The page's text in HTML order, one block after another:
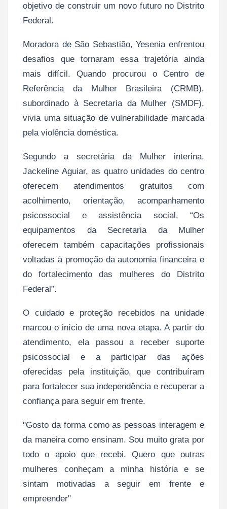
objetivo de construir um novo futuro no Distrito
Federal.
Moradora de São Sebastião, Yesenia enfrentou
desafios que tornaram essa trajetória ainda
mais difícil. Quando procurou o Centro de
Referência da Mulher Brasileira (CRMB),
subordinado à Secretaria da Mulher (SMDF),
vivia uma situação de vulnerabilidade marcada
pela violência doméstica.
Segundo a secretária da Mulher interina,
Jackeline Aguiar, as quatro unidades do centro
oferecem atendimentos gratuitos com
acolhimento, orientação, acompanhamento
psicossocial e assistência social. “Os
equipamentos da Secretaria da Mulher
oferecem também capacitações profissionais
voltadas à promoção da autonomia financeira e
do fortalecimento das mulheres do Distrito
Federal”.
O cuidado e proteção recebidos na unidade
marcou o início de uma nova etapa. A partir do
atendimento, ela passou a receber suporte
psicossocial e a participar das ações
oferecidas pela instituição, que contribuíram
para fortalecer sua independência e recuperar a
confiança para seguir em frente.
"Gosto da forma como as pessoas interagem e
da maneira como ensinam. Sou muito grata por
todo o apoio que recebi. Quero que outras
mulheres conheçam a minha história e se
sintam motivadas a seguir em frente e
empreender"